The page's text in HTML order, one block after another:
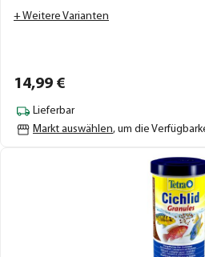
+ Weitere Varianten
14,99 €
Lieferbar
Markt auswählen, um die